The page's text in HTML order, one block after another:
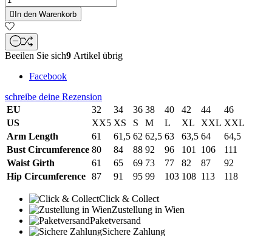
In den Warenkorb
Beeilen Sie sich9 Artikel übrig
Facebook
schreibe deine Rezension
EU
32 34 36 38 40 42 44
46
US
XX5 XS S M L XL XXL XXL
Arm Length
61 61,5 62 62,5 63 63,5 64
64,5
Bust Circumference 80 84 88 92 96 101 106
111
Waist Girth
61 65 69 73 77 82 87
92
Hip Circumference 87 91 95 99 103 108 113 118
Click & Collect
Zustellung in Wien
Paketversand
Sichere Zahlung